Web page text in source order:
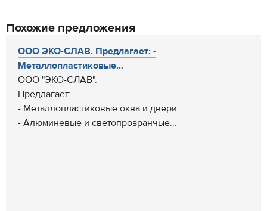
Похожие предложения
ООО ЭКО-СЛАВ. Предлагает: -
Металлопластиковые...
ООО "ЭКО-СЛАВ".
Предлагает:
- Металлопластиковые окна и двери
- Алюминевые и светопрозранчые...